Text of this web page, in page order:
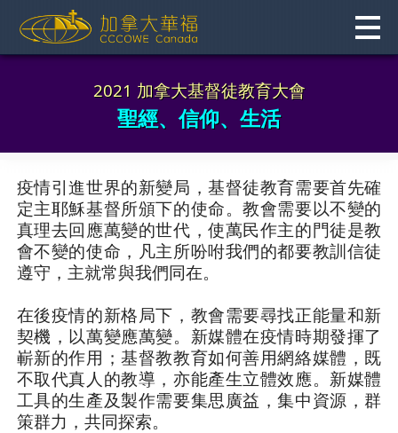
content
2021 加拿大基督徒教育大會
聖經、信仰、生活
疫情引進世界的新變局，基督徒教育需要首先確
定主耶穌基督所頒下的使命。教會需要以不變的
真理去回應萬變的世代，使萬民作主的門徒是教
會不變的使命，凡主所吩咐我們的都要教訓信徒
遵守，主就常與我們同在。
在後疫情的新格局下，教會需要尋找正能量和新
契機，以萬變應萬變。新媒體在疫情時期發揮了
嶄新的作用；基督教教育如何善用網絡媒體，既
不取代真人的教導，亦能產生立體效應。新媒體
工具的生產及製作需要集思廣益，集中資源，群
策群力，共同探索。